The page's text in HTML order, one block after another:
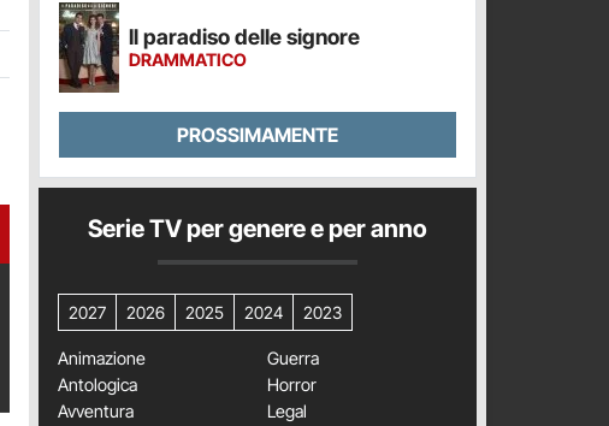
Il paradiso delle signore
DRAMMATICO
PROSSIMAMENTE
Serie TV per genere e per anno
2027 2026 2025 2024 2023
Animazione
Antologica
Avventura
Guerra
Horror
Legal